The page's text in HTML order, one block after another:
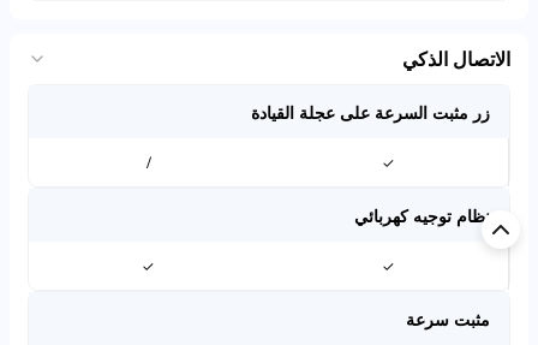
الاتصال الذكي
زر مثبت السرعة على عجلة القيادة
✓
/
نظام توجيه كهربائي
✓
✓
مثبت سرعة